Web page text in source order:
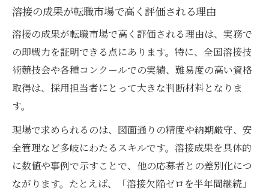
溶接資格を活かした自己PRの作成術
将来性ある溶接分野で成果を伸ばすヒント
溶接成果を伸ばすための最新分野選びのコ
ツ
全国溶接技術競技会で学ぶ成果向上ポイン
将来性ある溶接分野で求められる技術とは
コンクール作品作りで培う実践力と成果
資格取得と合わせて成果を出す学習法
溶接の成果が転職市場で高く評価される理由
溶接の成果が転職市場で高く評価される理由は、実務で
の即戦力を証明できる点にあります。特に、全国溶接技
術競技会や各種コンクールでの実績、難易度の高い資格
取得は、採用担当者にとって大きな判断材料となりま
す。
現場で求められるのは、図面通りの精度や納期厳守、安
全管理など多岐にわたるスキルです。溶接成果を具体的
に数値や事例で示すことで、他の応募者との差別化につ
ながります。たとえば、「溶接欠陥ゼロを半年間継続」